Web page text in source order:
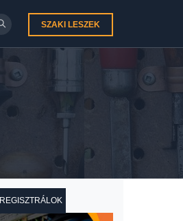
SZAKI LESZEK
REGISZTRÁLOK